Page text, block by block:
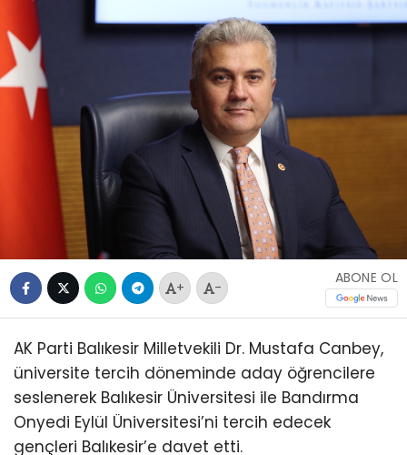
+ -
ABONE OL
AK Parti Balıkesir Milletvekili Dr. Mustafa Canbey,
üniversite tercih döneminde aday öğrencilere
seslenerek Balıkesir Üniversitesi ile Bandırma
Onyedi Eylül Üniversitesi’ni tercih edecek
gençleri Balıkesir’e davet etti.